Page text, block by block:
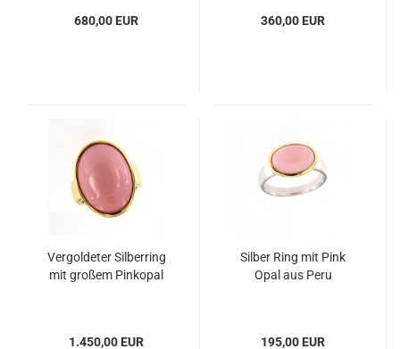
680,00 EUR 360,00 EUR
Vergoldeter Silberring
mit großem Pinkopal
1.450,00 EUR
Silber Ring mit Pink
Opal aus Peru
195,00 EUR